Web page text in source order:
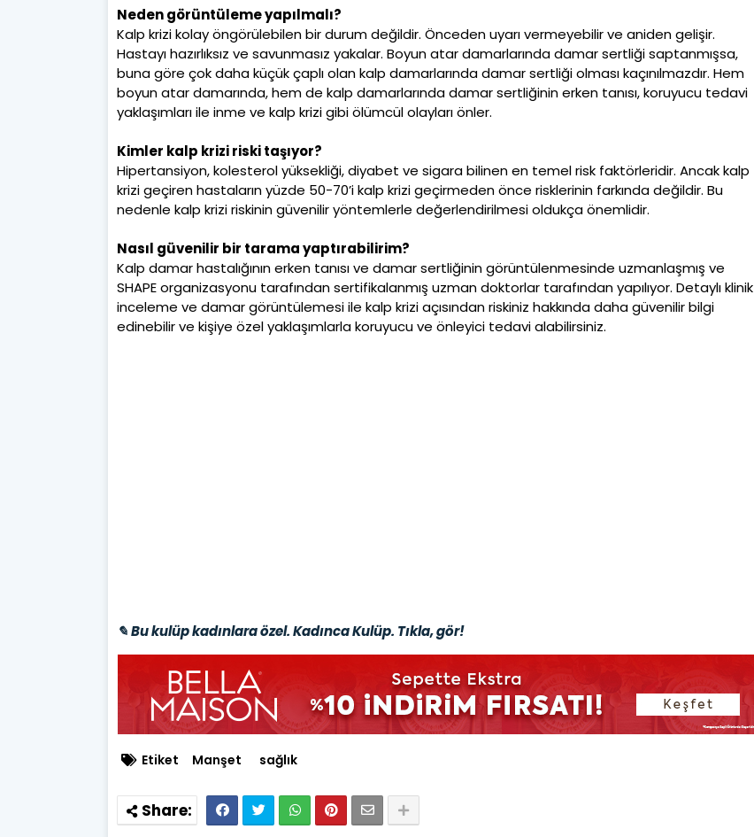
Neden görüntüleme yapılmalı?
Kalp krizi kolay öngörülebilen bir durum değildir. Önceden uyarı vermeyebilir ve aniden gelişir.
Hastayı hazırlıksız ve savunmasız yakalar. Boyun atar damarlarında damar sertliği saptanmışsa,
buna göre çok daha küçük çaplı olan kalp damarlarında damar sertliği olması kaçınılmazdır. Hem
boyun atar damarında, hem de kalp damarlarında damar sertliğinin erken tanısı, koruyucu tedavi
yaklaşımları ile inme ve kalp krizi gibi ölümcül olayları önler.
Kimler kalp krizi riski taşıyor?
Hipertansiyon, kolesterol yüksekliği, diyabet ve sigara bilinen en temel risk faktörleridir. Ancak kalp
krizi geçiren hastaların yüzde 50-70’i kalp krizi geçirmeden önce risklerinin farkında değildir. Bu
nedenle kalp krizi riskinin güvenilir yöntemlerle değerlendirilmesi oldukça önemlidir.
Nasıl güvenilir bir tarama yaptırabilirim?
Kalp damar hastalığının erken tanısı ve damar sertliğinin görüntülenmesinde uzmanlaşmış ve
SHAPE organizasyonu tarafından sertifikalanmış uzman doktorlar tarafından yapılıyor. Detaylı klinik
inceleme ve damar görüntülemesi ile kalp krizi açısından riskiniz hakkında daha güvenilir bilgi
edinebilir ve kişiye özel yaklaşımlarla koruyucu ve önleyici tedavi alabilirsiniz.
✎ Bu kulüp kadınlara özel. Kadınca Kulüp. Tıkla, gör!
Etiket Manşet sağlık